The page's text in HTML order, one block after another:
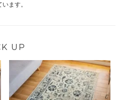
ます。
UP